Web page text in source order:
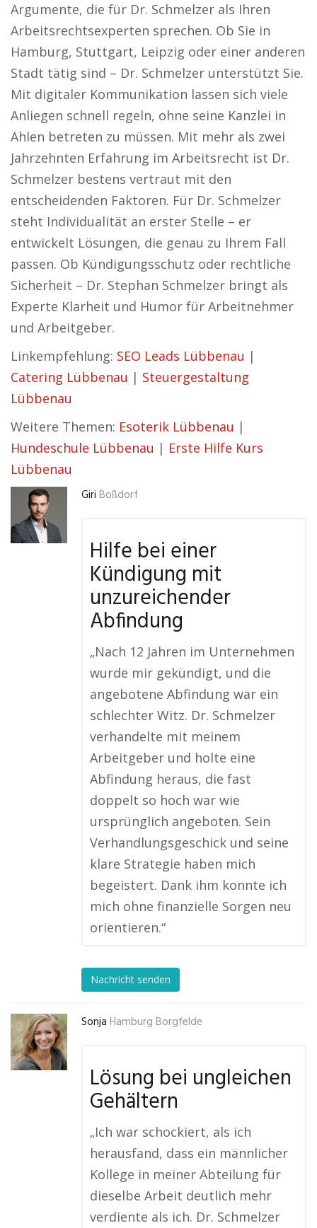
Argumente, die für Dr. Schmelzer als Ihren
Arbeitsrechtsexperten sprechen. Ob Sie in
Hamburg, Stuttgart, Leipzig oder einer anderen
Stadt tätig sind – Dr. Schmelzer unterstützt Sie.
Mit digitaler Kommunikation lassen sich viele
Anliegen schnell regeln, ohne seine Kanzlei in
Ahlen betreten zu müssen. Mit mehr als zwei
Jahrzehnten Erfahrung im Arbeitsrecht ist Dr.
Schmelzer bestens vertraut mit den
entscheidenden Faktoren. Für Dr. Schmelzer
steht Individualität an erster Stelle – er
entwickelt Lösungen, die genau zu Ihrem Fall
passen. Ob Kündigungsschutz oder rechtliche
Sicherheit – Dr. Stephan Schmelzer bringt als
Experte Klarheit und Humor für Arbeitnehmer
und Arbeitgeber.
Linkempfehlung: SEO Leads Lübbenau |
Catering Lübbenau | Steuergestaltung
Lübbenau
Weitere Themen: Esoterik Lübbenau |
Hundeschule Lübbenau | Erste Hilfe Kurs
Lübbenau
Giri Boßdorf
Hilfe bei einer
Kündigung mit
unzureichender
Abfindung
„Nach 12 Jahren im Unternehmen
wurde mir gekündigt, und die
angebotene Abfindung war ein
schlechter Witz. Dr. Schmelzer
verhandelte mit meinem
Arbeitgeber und holte eine
Abfindung heraus, die fast
doppelt so hoch war wie
ursprünglich angeboten. Sein
Verhandlungsgeschick und seine
klare Strategie haben mich
begeistert. Dank ihm konnte ich
mich ohne finanzielle Sorgen neu
orientieren.“
Nachricht senden
Sonja Hamburg Borgfelde
Lösung bei ungleichen
Gehältern
„Ich war schockiert, als ich
herausfand, dass ein männlicher
Kollege in meiner Abteilung für
dieselbe Arbeit deutlich mehr
verdiente als ich. Dr. Schmelzer